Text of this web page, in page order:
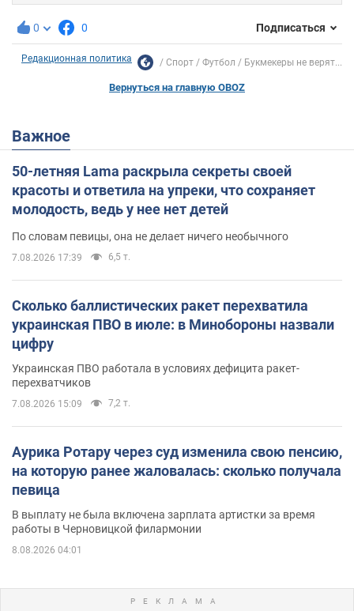
0 0 Подписаться
Редакционная политика Спорт Футбол Букмекеры не верят...
Вернуться на главную OBOZ
Важное
50-летняя Lama раскрыла секреты своей
красоты и ответила на упреки, что сохраняет
молодость, ведь у нее нет детей
По словам певицы, она не делает ничего необычного
7.08.2026 17:39 6,5 т.
Сколько баллистических ракет перехватила
украинская ПВО в июле: в Минобороны назвали
цифру
Украинская ПВО работала в условиях дефицита ракет-
перехватчиков
7.08.2026 15:09 7,2 т.
Аурика Ротару через суд изменила свою пенсию,
на которую ранее жаловалась: сколько получала
певица
В выплату не была включена зарплата артистки за время
работы в Черновицкой филармонии
8.08.2026 04:01